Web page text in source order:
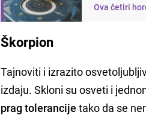
Ova četiri
Škorpion
Tajnoviti i izrazito
izdaju. Skloni su osveti i
prag tolerancije tako da se